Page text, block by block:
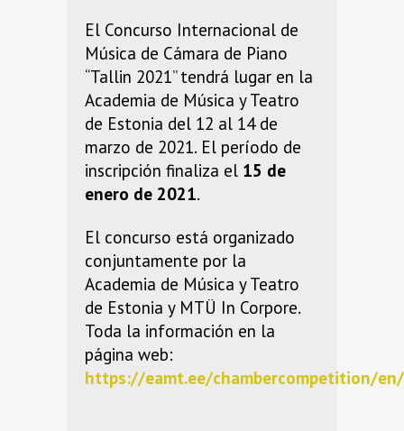
El Concurso Internacional de
Música de Cámara de Piano
“Tallin 2021” tendrá lugar en la
Academia de Música y Teatro
de Estonia del 12 al 14 de
marzo de 2021. El período de
inscripción finaliza el 15 de
enero de 2021.
El concurso está organizado
conjuntamente por la
Academia de Música y Teatro
de Estonia y MTÜ In Corpore.
Toda la información en la
página web:
https://eamt.ee/chambercompetition/en/